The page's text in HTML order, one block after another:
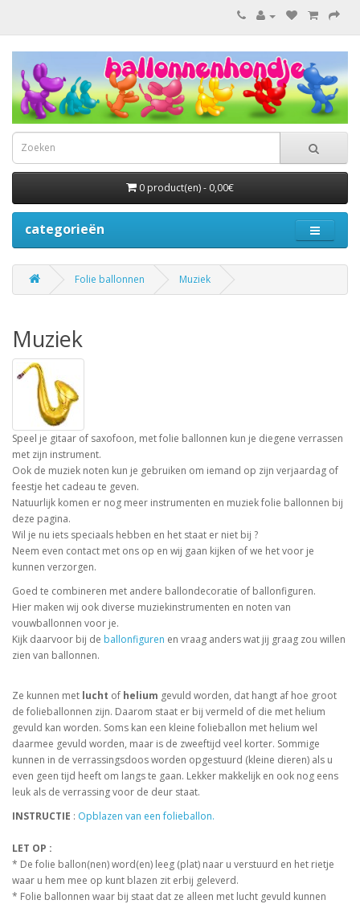
0 product(en) - 0,00€
categorieën
Folie ballonnen Muziek
Muziek
Speel je gitaar of saxofoon, met folie ballonnen kun je diegene verrassen
met zijn instrument.
Ook de muziek noten kun je gebruiken om iemand op zijn verjaardag of
feestje het cadeau te geven.
Natuurlijk komen er nog meer instrumenten en muziek folie ballonnen bij
deze pagina.
Wil je nu iets speciaals hebben en het staat er niet bij ?
Neem even contact met ons op en wij gaan kijken of we het voor je
kunnen verzorgen.
Goed te combineren met andere ballondecoratie of ballonfiguren.
Hier maken wij ook diverse muziekinstrumenten en noten van
vouwballonnen voor je.
Kijk daarvoor bij de ballonfiguren en vraag anders wat jij graag zou willen
zien van ballonnen.
Ze kunnen met lucht of helium gevuld worden, dat hangt af hoe groot
de folieballonnen zijn. Daarom staat er bij vermeld of die met helium
gevuld kan worden. Soms kan een kleine folieballon met helium wel
daarmee gevuld worden, maar is de zweeftijd veel korter. Sommige
kunnen in de verrassingsdoos worden opgestuurd (kleine dieren) als u
even geen tijd heeft om langs te gaan. Lekker makkelijk en ook nog eens
leuk als de verrassing voor de deur staat.
INSTRUCTIE : Opblazen van een folieballon.
LET OP :
* De folie ballon(nen) word(en) leeg (plat) naar u verstuurd en het rietje
waar u hem mee op kunt blazen zit erbij geleverd.
* Folie ballonnen waar bij staat dat ze alleen met lucht gevuld kunnen